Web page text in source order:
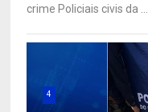
crime Policiais civis da ...
4